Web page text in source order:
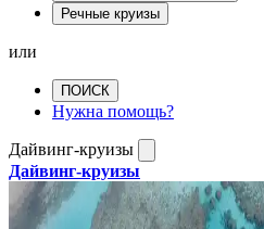
Речные круизы
или
ПОИСК
Нужна помощь?
Дайвинг-круизы
Дайвинг-круизы